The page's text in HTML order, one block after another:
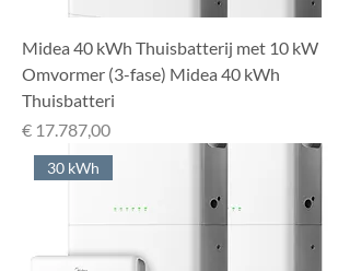
Midea 40 kWh Thuisbatterij met 10 kW
Omvormer (3-fase) Midea 40 kWh
Thuisbatteri
Prijs
€ 17.787,00
30 kWh